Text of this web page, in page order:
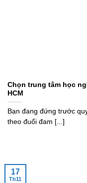
Chọn trung tâm học
HCM
Bạn đang đứng trước
theo đuổi đam [...]
17
Th11